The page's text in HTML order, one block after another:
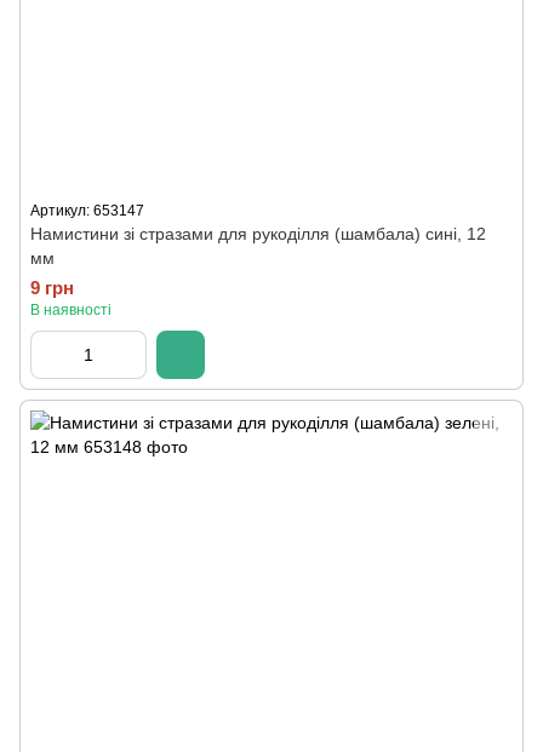
Артикул: 653147
Намистини зі стразами для рукоділля (шамбала) сині, 12
мм
9 грн
В наявності